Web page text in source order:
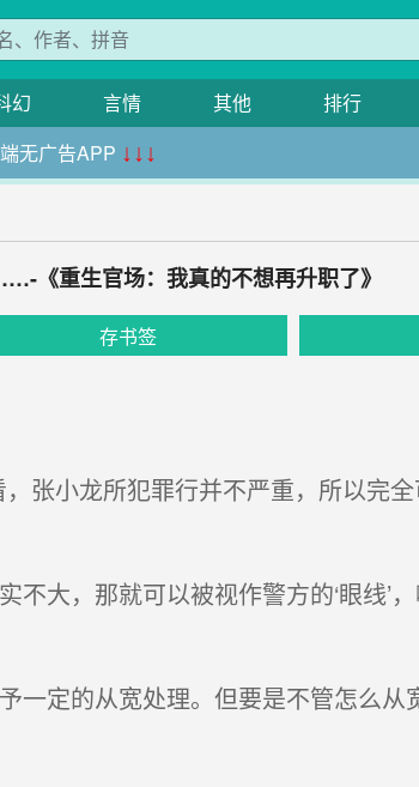
幻 言情 其他 排行
无广告APP ↓↓↓
《重生官场：我真的不想再升职了》
存书签
张小龙所犯罪行并不严重，所以完
大，那就可以被视作警方的‘眼线’，
定的从宽处理。但要是不管怎么从